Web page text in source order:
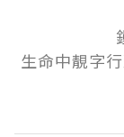
生命中靚字